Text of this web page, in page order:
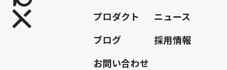
プロダクト
ニュース
ブログ
採用情報
お問い合わせ